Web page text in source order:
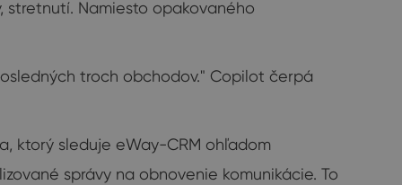
Namiesto opakovaného
troch obchodov." Copilot čerpá
ktorý sleduje eWay-CRM ohľadom
správy na obnovenie komunikácie. To